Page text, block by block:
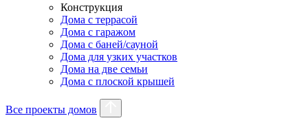
Конструкция
Дома с террасой
Дома с гаражом
Дома с баней/сауной
Дома для узких участков
Дома на две семьи
Дома с плоской крышей
Все проекты домов